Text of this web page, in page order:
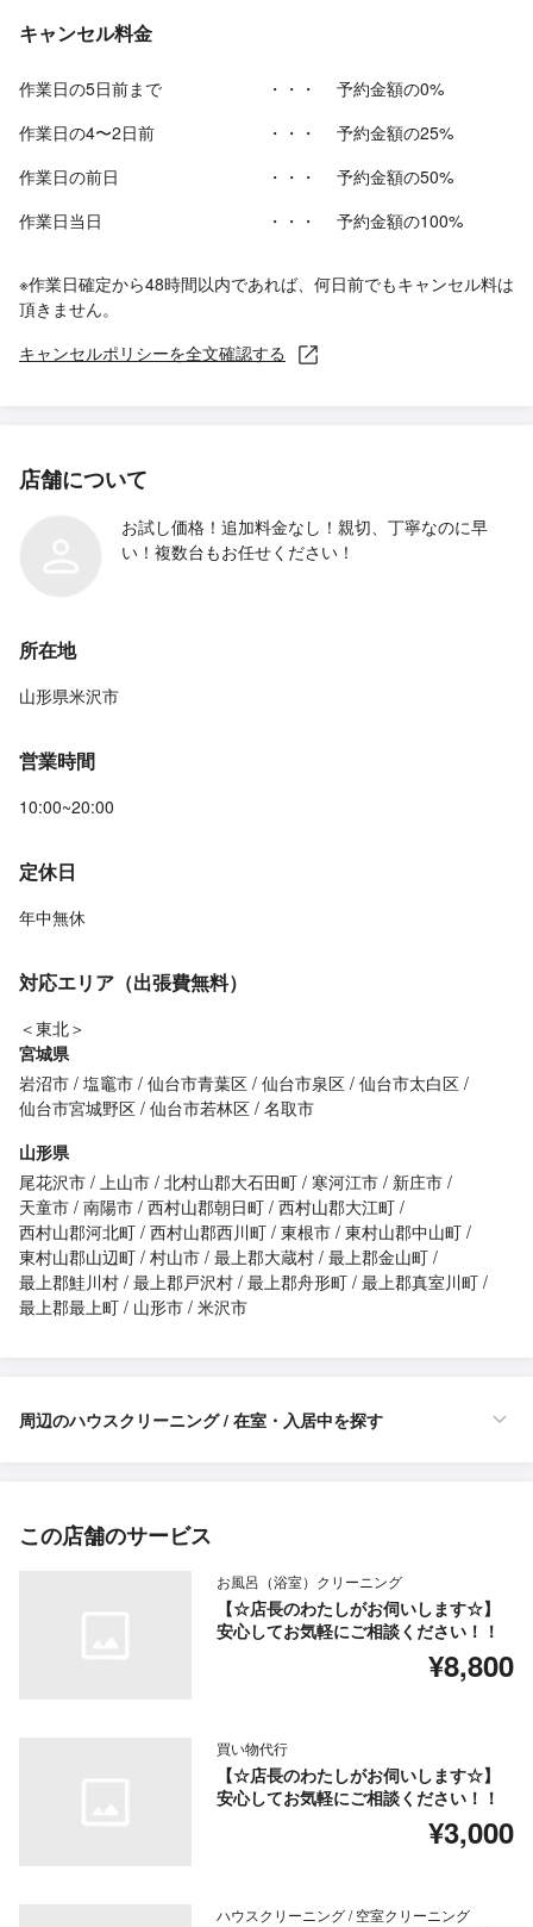
キャンセル料金
作業日の5日前まで ・・・
予約金額の0%
作業日の4〜2日前
・・・
予約金額の25%
作業日の前日
・・・
予約金額の50%
作業日当日
・・・ 予約金額の100%
※作業日確定から48時間以内であれば、何日前でもキャンセル料は
頂きません。
キャンセルポリシーを全文確認する
店舗について
お試し価格！追加料金なし！親切、丁寧なのに早
い！複数台もお任せください！
所在地
山形県米沢市
営業時間
10:00~20:00
定休日
年中無休
対応エリア（出張費無料）
＜東北＞
宮城県
岩沼市 塩竈市 仙台市青葉区 仙台市泉区 仙台市太白区
仙台市宮城野区 仙台市若林区 名取市
山形県
尾花沢市 上山市 北村山郡大石田町 寒河江市
新庄市
天童市 南陽市 西村山郡朝日町 西村山郡大江町
西村山郡河北町 西村山郡西川町 東根市 東村山郡中山町
東村山郡山辺町 村山市 最上郡大蔵村 最上郡金山町
最上郡鮭川村 最上郡戸沢村 最上郡舟形町 最上郡真室川町
最上郡最上町
山形市 米沢市
周辺のハウスクリーニング / 在室・入居中を探す
この店舗のサービス
お風呂（浴室）クリーニング
【☆店長のわたしがお伺いします☆】
安心してお気軽にご相談ください！！
¥8,800
買い物代行
【☆店長のわたしがお伺いします☆】
安心してお気軽にご相談ください！！
¥3,000
ハウスクリーニング / 空室クリーニング